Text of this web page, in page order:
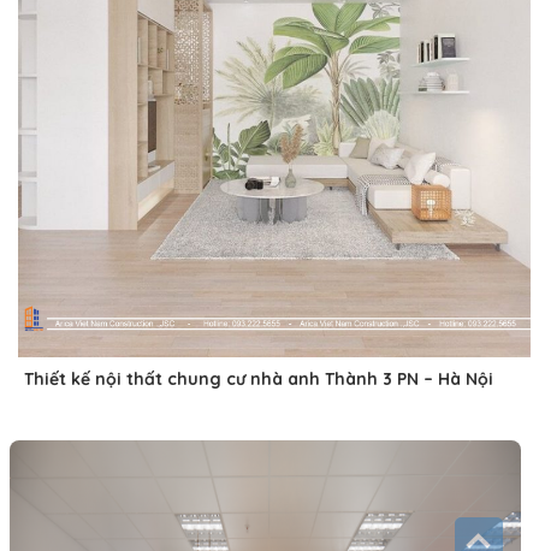
Thiết kế nội thất chung cư nhà anh Thành 3 PN – Hà Nội